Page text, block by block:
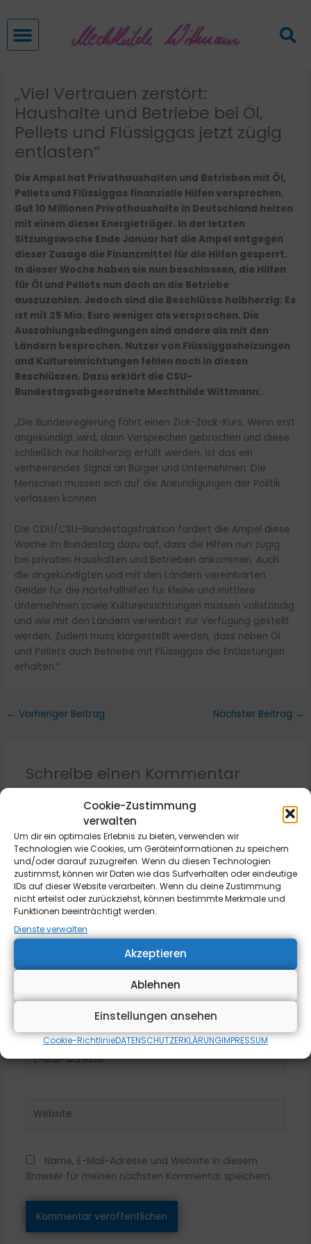
Cookie-Zustimmung
verwalten
Um dir ein optimales Erlebnis zu bieten, verwenden wir
Technologien wie Cookies, um Geräteinformationen zu speichern
und/oder darauf zuzugreifen. Wenn du diesen Technologien
zustimmst, können wir Daten wie das Surfverhalten oder eindeutige
IDs auf dieser Website verarbeiten. Wenn du deine Zustimmung
nicht erteilst oder zurückziehst, können bestimmte Merkmale und
Funktionen beeinträchtigt werden.
Dienste verwalten
Akzeptieren
Ablehnen
Einstellungen ansehen
Cookie-RichtlinieDATENSCHUTZERKLÄRUNGIMPRESSUM
Inhalt
springen
„Viel Vertrauen zerstört:
Haushalte und Betriebe bei Öl,
Pellets und Flüssiggas jetzt zügig
entlasten“
Die Ampel hat Privathaushalten und Betrieben mit Öl,
Pellets und Flüssiggas finanzielle Hilfen versprochen.
Gut 10 Millionen Privathaushalte in Deutschland heizen
mit einem dieser Energieträger. In der letzten
Sitzungswoche Ende Januar hat die Ampel entgegen
dieser Zusage die Finanzmittel für die Hilfen gesperrt.
In dieser Woche haben sie nun beschlossen, die Hilfen
für Öl und Pellets nun doch an die Betriebe
auszuzahlen. Jedoch sind die Beschlüsse halbherzig: Es
ist mit 25 Mio. Euro weniger als versprochen. Die
Auszahlungsbedingungen sind andere als mit den
Ländern besprochen. Nutzer von Flüssiggasheizungen
und Kultureinrichtungen fehlen noch in diesen
Beschlüssen. Dazu erklärt die CSU-
Bundestagsabgeordnete Mechthilde Wittmann:
„Die Bundesregierung fährt einen Zick-Zack-Kurs. Wenn erst
angekündigt wird, dann Versprechen gebrochen und diese
schließlich nur halbherzig erfüllt werden, ist das ein
verheerendes Signal an Bürger und Unternehmen. Die
Menschen müssen sich auf die Ankündigungen der Politik
verlassen können.
Die CDU/CSU-Bundestagsfraktion fordert die Ampel diese
Woche im Bundestag dazu auf, dass die Hilfen nun zügig
bei privaten Haushalten und Betrieben ankommen. Auch
die angekündigten und mit den Ländern vereinbarten
Gelder für die Härtefallhilfen für kleine und mittlere
Unternehmen sowie Kultureinrichtungen müssen vollständig
und wie mit den Ländern vereinbart zur Verfügung gestellt
werden. Zudem muss klargestellt werden, dass neben Öl
und Pellets auch Betriebe mit Flüssiggas die Entlastungen
erhalten.“
← Vorheriger Beitrag Nächster Beitrag →
Schreibe einen Kommentar
Erforderliche Felder sind mit*markiert
Hier
eingeben…
Name*
Mail-
Name, E-Mail-Adresse und Website in diesem
Browser für meinen nächsten Kommentar speichern.